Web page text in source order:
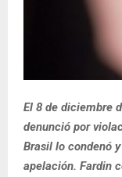
El 8 de diciembre
denunció por
Brasil lo condenó
apelación. Fardin